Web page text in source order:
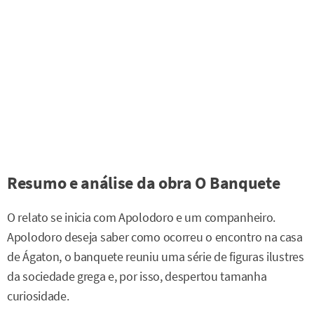
Resumo e análise da obra O Banquete
O relato se inicia com Apolodoro e um companheiro.
Apolodoro deseja saber como ocorreu o encontro na casa
de Ágaton, o banquete reuniu uma série de figuras ilustres
da sociedade grega e, por isso, despertou tamanha
curiosidade.